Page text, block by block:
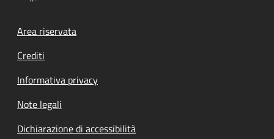
Footer menu
Area riservata
Crediti
Informativa privacy
Note legali
Dichiarazione di accessibilità